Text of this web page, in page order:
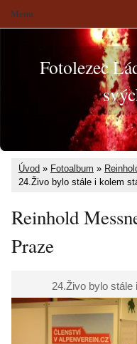
Fotolezec
Úvod » Fotoalbum »
24.Živo bylo stále i kolem
Reinhold
Praze
24.Živo bylo
Menu